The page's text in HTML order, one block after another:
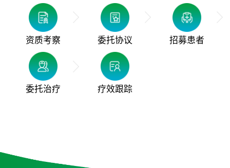
资质考察 委托协议 招募患者
委托治疗 疗效跟踪